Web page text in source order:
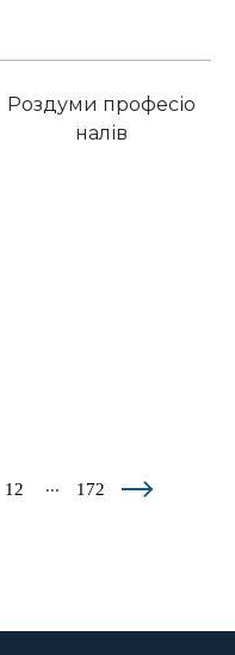
Роздуми професіо
налів
12 ... 172